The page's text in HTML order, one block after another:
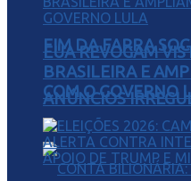
FIM DA FARRA
ANÚNCIOS
EUA REVOGAM
BRASILEIRA E
COM O GOVERNO